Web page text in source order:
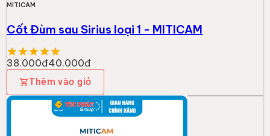
MITICAM
Cốt Đùm sau Sirius loại 1 - MITICAM
38.000đ40.000đ
Thêm vào giỏ